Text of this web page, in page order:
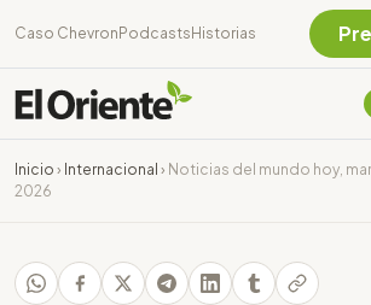
Caso Chevron Podcasts Historias
Inicio › Internacional › Noticias del mundo hoy,
2026